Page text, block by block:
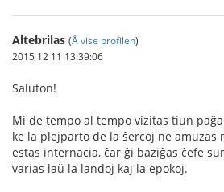
Altebrilas (Å vise profilen)
2015 12 11 13:39:06
Saluton!
Mi de tempo al tempo vizitas tiun
ke la plejparto de la ŝercoj ne amuzas
estas internacia, ĉar ĝi baziĝas ĉefe
varias laŭ la landoj kaj la epokoj.